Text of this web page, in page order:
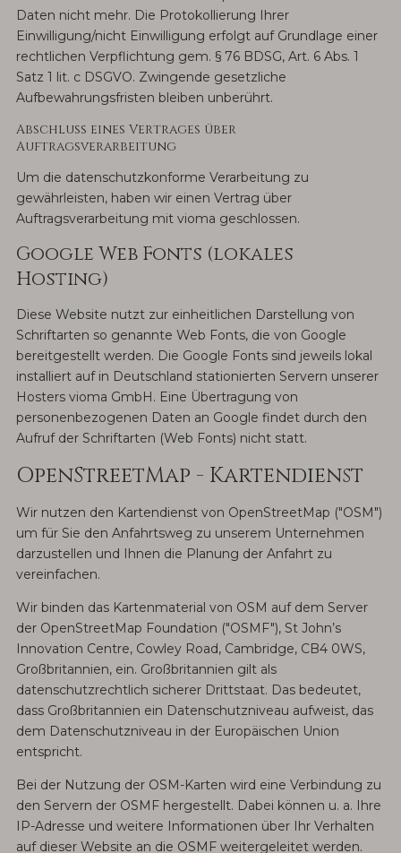
Daten nicht mehr. Die Protokollierung Ihrer
Einwilligung/nicht Einwilligung erfolgt auf Grundlage einer
rechtlichen Verpflichtung gem. § 76 BDSG, Art. 6 Abs. 1
Satz 1 lit. c DSGVO. Zwingende gesetzliche
Aufbewahrungsfristen bleiben unberührt.
Abschluss eines Vertrages über
Auftragsverarbeitung
Um die datenschutzkonforme Verarbeitung zu
gewährleisten, haben wir einen Vertrag über
Auftragsverarbeitung mit vioma geschlossen.
Google Web Fonts (lokales
Hosting)
Diese Website nutzt zur einheitlichen Darstellung von
Schriftarten so genannte Web Fonts, die von Google
bereitgestellt werden. Die Google Fonts sind jeweils lokal
installiert auf in Deutschland stationierten Servern unserer
Hosters vioma GmbH. Eine Übertragung von
personenbezogenen Daten an Google findet durch den
Aufruf der Schriftarten (Web Fonts) nicht statt.
OpenStreetMap - Kartendienst
Wir nutzen den Kartendienst von OpenStreetMap ("OSM")
um für Sie den Anfahrtsweg zu unserem Unternehmen
darzustellen und Ihnen die Planung der Anfahrt zu
vereinfachen.
Wir binden das Kartenmaterial von OSM auf dem Server
der OpenStreetMap Foundation ("OSMF"), St John’s
Innovation Centre, Cowley Road, Cambridge, CB4 0WS,
Großbritannien, ein. Großbritannien gilt als
datenschutzrechtlich sicherer Drittstaat. Das bedeutet,
dass Großbritannien ein Datenschutzniveau aufweist, das
dem Datenschutzniveau in der Europäischen Union
entspricht.
Bei der Nutzung der OSM-Karten wird eine Verbindung zu
den Servern der OSMF hergestellt. Dabei können u. a. Ihre
IP-Adresse und weitere Informationen über Ihr Verhalten
auf dieser Website an die OSMF weitergeleitet werden.